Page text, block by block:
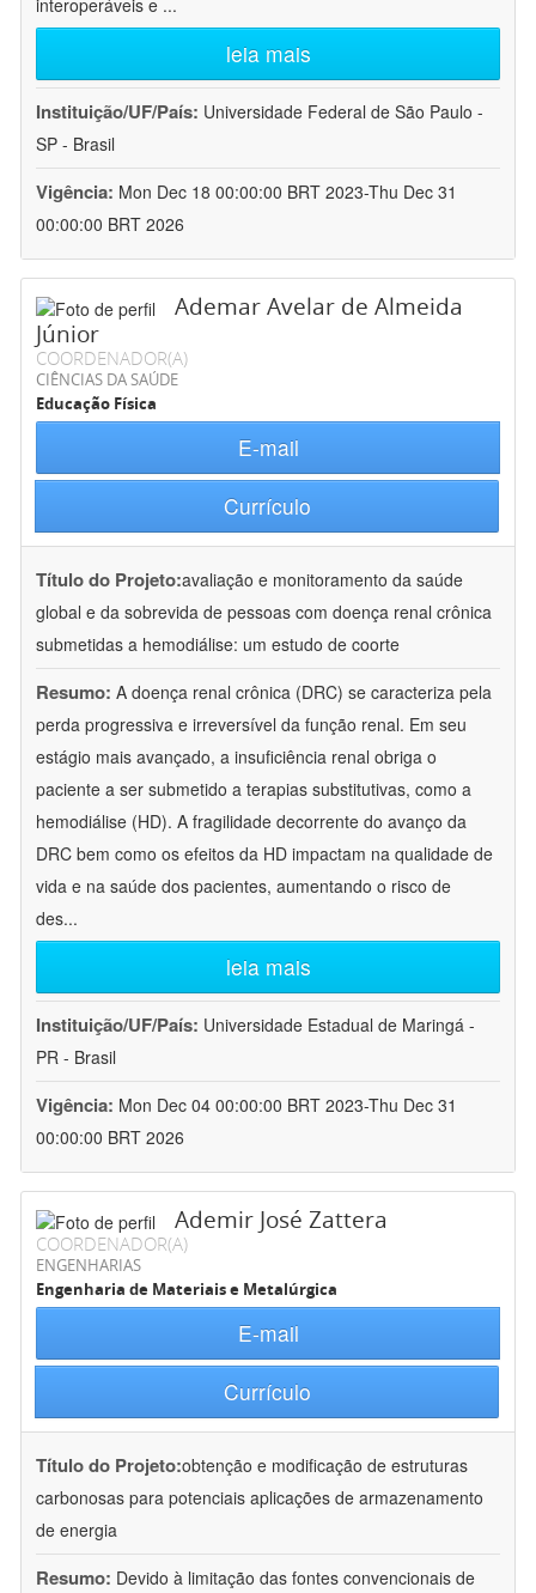
interoperáveis e ...
leia mais
Instituição/UF/País: Universidade Federal de São Paulo -
SP - Brasil
Vigência: Mon Dec 18 00:00:00 BRT 2023-Thu Dec 31
00:00:00 BRT 2026
Ademar Avelar de Almeida
Júnior
COORDENADOR(A)
CIÊNCIAS DA SAÚDE
Educação Física
E-mail
Currículo
Título do Projeto:avaliação e monitoramento da saúde
global e da sobrevida de pessoas com doença renal crônica
submetidas a hemodiálise: um estudo de coorte
Resumo: A doença renal crônica (DRC) se caracteriza pela
perda progressiva e irreversível da função renal. Em seu
estágio mais avançado, a insuficiência renal obriga o
paciente a ser submetido a terapias substitutivas, como a
hemodiálise (HD). A fragilidade decorrente do avanço da
DRC bem como os efeitos da HD impactam na qualidade de
vida e na saúde dos pacientes, aumentando o risco de
des...
leia mais
Instituição/UF/País: Universidade Estadual de Maringá -
PR - Brasil
Vigência: Mon Dec 04 00:00:00 BRT 2023-Thu Dec 31
00:00:00 BRT 2026
Ademir José Zattera
COORDENADOR(A)
ENGENHARIAS
Engenharia de Materiais e Metalúrgica
E-mail
Currículo
Título do Projeto:obtenção e modificação de estruturas
carbonosas para potenciais aplicações de armazenamento
de energia
Resumo: Devido à limitação das fontes convencionais de